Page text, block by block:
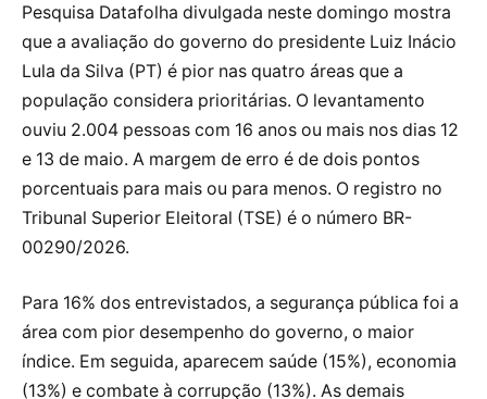
Pesquisa Datafolha divulgada neste domingo mostra
que a avaliação do governo do presidente Luiz Inácio
Lula da Silva (PT) é pior nas quatro áreas que a
população considera prioritárias. O levantamento
ouviu 2.004 pessoas com 16 anos ou mais nos dias 12
e 13 de maio. A margem de erro é de dois pontos
porcentuais para mais ou para menos. O registro no
Tribunal Superior Eleitoral (TSE) é o número BR-
00290/2026.
Para 16% dos entrevistados, a segurança pública foi a
área com pior desempenho do governo, o maior
índice. Em seguida, aparecem saúde (15%), economia
(13%) e combate à corrupção (13%). As demais